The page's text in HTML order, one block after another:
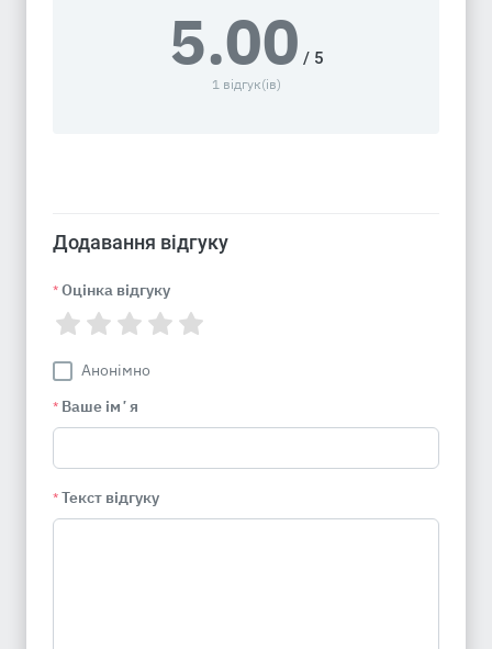
5.00 / 5
1 відгук(ів)
Додавання відгуку
* Оцінка відгуку
Анонімно
* Ваше імʼя
* Текст відгуку